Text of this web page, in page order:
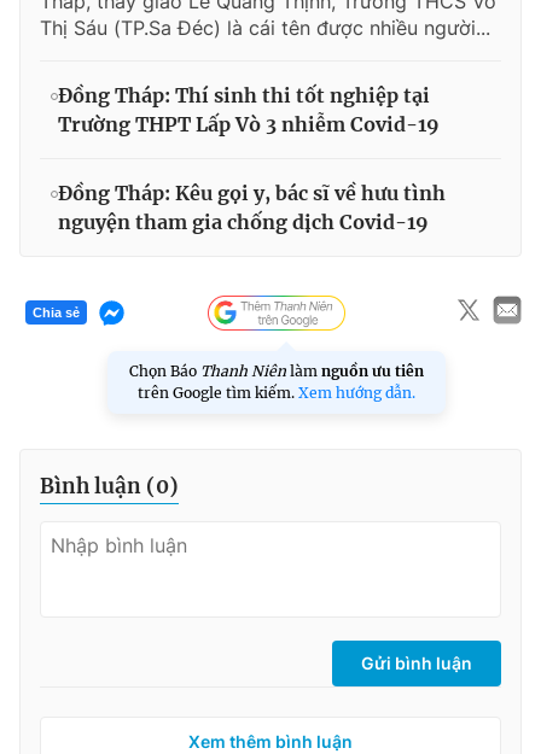
Thị Sáu (TP.Sa Đéc) là cái tên được nhiều người...
Đồng Tháp: Thí sinh thi tốt nghiệp tại
Trường THPT Lấp Vò 3 nhiễm Covid-19
Đồng Tháp: Kêu gọi y, bác sĩ về hưu tình
nguyện tham gia chống dịch Covid-19
Chia sẻ
Chọn Báo Thanh Niên làm nguồn ưu tiên
trên Google tìm kiếm. Xem hướng dẫn.
Bình luận (0)
Gửi bình luận
Xem thêm bình luận